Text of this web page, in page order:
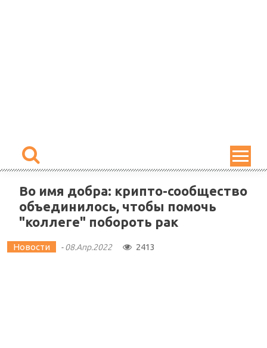
Во имя добра: крипто-сообщество
объединилось, чтобы помочь
"коллеге" побороть рак
Новости -08.Апр.2022 2413